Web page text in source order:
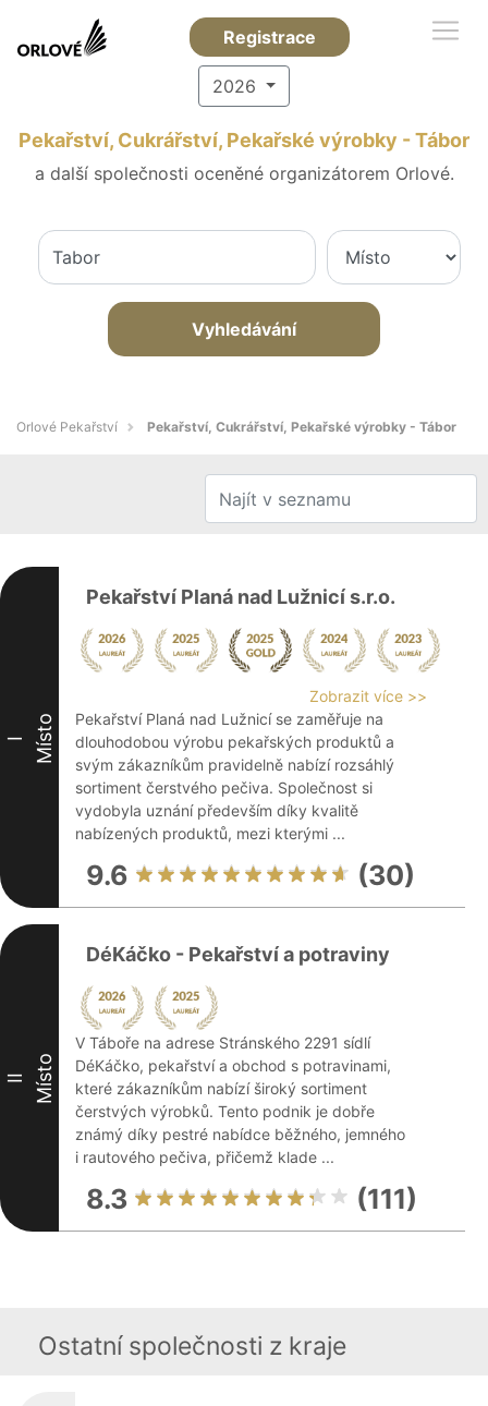
Registrace
2026
Pekařství, Cukrářství, Pekařské výrobky - Tábor
a další společnosti oceněné organizátorem Orlové.
Vyhledávání
Orlové Pekařství Pekařství, Cukrářství, Pekařské výrobky - Tábor
I Místo
Pekařství Planá nad Lužnicí s.r.o.
Zobrazit více >>
Pekařství Planá nad Lužnicí se zaměřuje na
dlouhodobou výrobu pekařských produktů a
svým zákazníkům pravidelně nabízí rozsáhlý
sortiment čerstvého pečiva. Společnost si
vydobyla uznání především díky kvalitě
nabízených produktů, mezi kterými ...
9.6 (30)
II Místo
DéKáčko - Pekařství a potraviny
V Táboře na adrese Stránského 2291 sídlí
DéKáčko, pekařství a obchod s potravinami,
které zákazníkům nabízí široký sortiment
čerstvých výrobků. Tento podnik je dobře
známý díky pestré nabídce běžného, jemného
i rautového pečiva, přičemž klade ...
8.3 (111)
Ostatní společnosti z kraje